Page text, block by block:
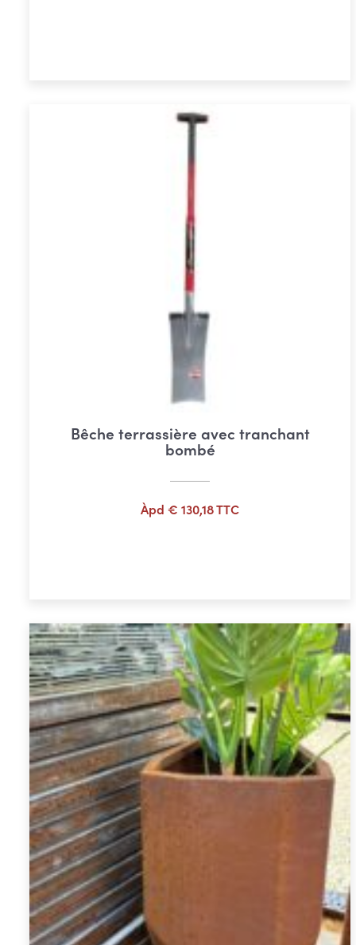
Bêche terrassière avec tranchant
bombé
Àpd € 130,18TTC